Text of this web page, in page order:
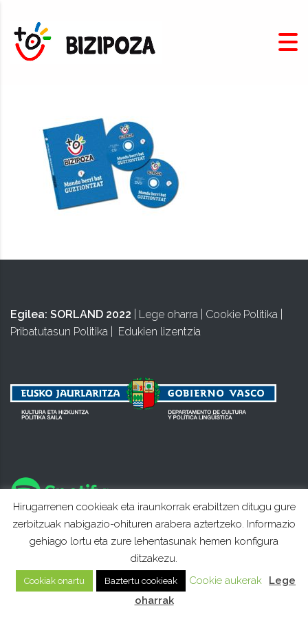
Egilea: SORLAND 2022 Lege oharra Cookie Politika
Pribatutasun Politika
Edukien lizentzia
Hirugarrenen cookieak eta iraunkorrak erabiltzen ditugu gure
zerbitzuak nabigazio-ohituren arabera aztertzeko. Informazio
gehiago lortu eta zure lehentasunak hemen konfigura
ditzakezu.
Cookiak onartu Baztertu cookieak Cookie aukerak
Lege
oharrak